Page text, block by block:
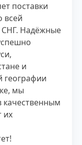
поставки
всей
СНГ. Надёжные
и
географии
мы
качественным
их